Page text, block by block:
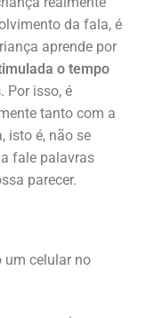
da fala, é
aprende por
o tempo
. Por isso, é
tanto com a
isto é, não se
fale palavras
parecer.